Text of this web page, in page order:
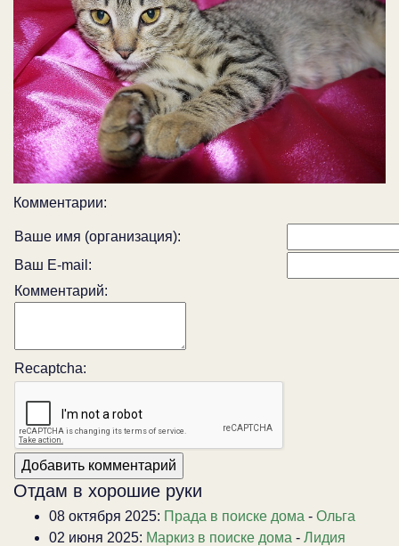
Комментарии:
Ваше имя (организация):
Ваш E-mail:
Комментарий:
Recaptcha:
Отдам в хорошие руки
08 октября 2025: Прада в поиске дома - Ольга
02 июня 2025: Маркиз в поиске дома - Лидия